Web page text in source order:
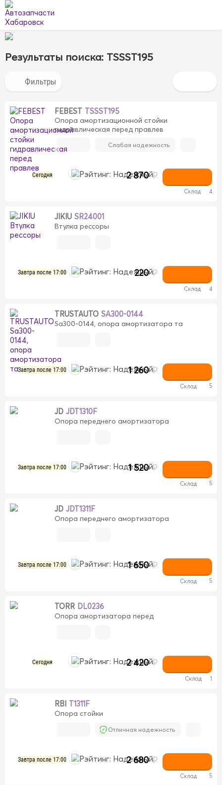
Результаты поиска: TSSST195
FEBEST TSSST195
Опора амортизационной стойки
гидравлическая перед правлев
Слабая надежность
Сегодня 2 870 ₽
Склад 4
JIKIU SR24001
Втулка рессоры
Завтра после 17:00 220 ₽
Склад 4
TRUSTAUTO SA300-0144
Sa300-0144, опора амортизатора та
Завтра после 17:00 1 260 ₽
Склад 5
JD JDT1310F
Опора переднего амортизатора
Завтра после 17:00 1 520 ₽
Склад 5
JD JDT1311F
Опора переднего амортизатора
Завтра после 17:00 1 650 ₽
Склад 5
TORR DL0236
Опора амортизатора перед
Сегодня 2 420 ₽
Склад 1
RBI T1311F
Опора стойки
Отличная надежность
Завтра после 17:00 2 680 ₽
Склад 5